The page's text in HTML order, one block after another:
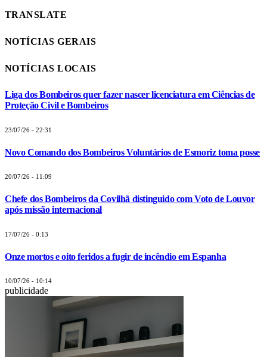
TRANSLATE
NOTÍCIAS GERAIS
NOTÍCIAS LOCAIS
Liga dos Bombeiros quer fazer nascer licenciatura em Ciências de
Proteção Civil e Bombeiros
23/07/26 - 22:31
Novo Comando dos Bombeiros Voluntários de Esmoriz toma posse
20/07/26 - 11:09
Chefe dos Bombeiros da Covilhã distinguido com Voto de Louvor
após missão internacional
17/07/26 - 0:13
Onze mortos e oito feridos a fugir de incêndio em Espanha
10/07/26 - 10:14
publicidade